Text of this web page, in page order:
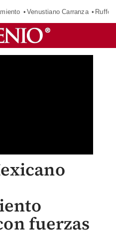
Venustiano Carranza Ruffo
fuerzas